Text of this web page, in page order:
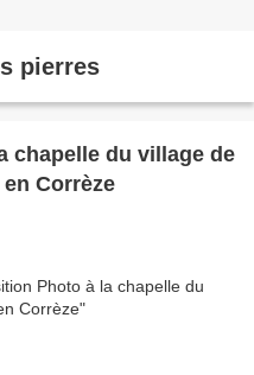
pierres
chapelle du village de
Corrèze